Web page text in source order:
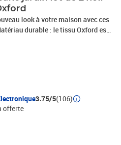
look à votre maison avec ces
durable : le tissu Oxford est
dommages et à la saleté. Le fil
aux plis.Rembourrage doux : le
de fibres creuses pour un confort
coussin de banc retrouve sa
application : le
pour une utilisation en extérieur
de terrasse, mais peut également
de banc familial et coussin
une belle décoration pour donner
3.75/5(106)
offerte